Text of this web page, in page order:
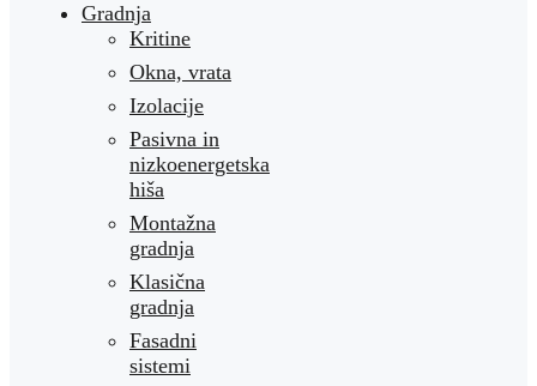
Gradnja
Kritine
Okna, vrata
Izolacije
Pasivna in
nizkoenergetska
hiša
Montažna
gradnja
Klasična
gradnja
Fasadni
sistemi